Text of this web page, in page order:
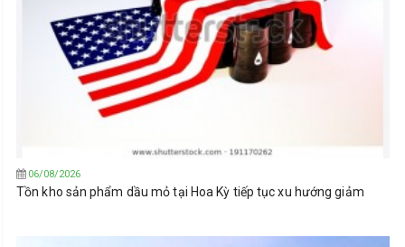
06/08/2026
Tồn kho sản phẩm dầu mỏ tại Hoa Kỳ tiếp tục xu hướng giảm